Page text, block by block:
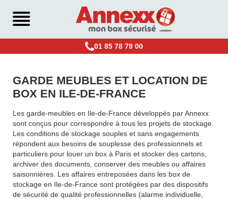
01 85 78 79 00
GARDE MEUBLES ET LOCATION DE
BOX EN ILE-DE-FRANCE
Les garde-meubles en Ile-de-France développés par Annexx
sont conçus pour correspondre à tous les projets de stockage.
Les conditions de stockage souples et sans engagements
répondent aux besoins de souplesse des professionnels et
particuliers pour louer un box à Paris et stocker des cartons,
archiver des documents, conserver des meubles ou affaires
saisonnières. Les affaires entreposées dans les box de
stockage en Ile-de-France sont protégées par des dispositifs
de sécurité de qualité professionnelles (alarme individuelle,